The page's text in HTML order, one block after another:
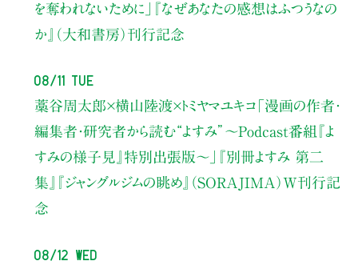
を奪われないために」
『なぜあなたの感想はふつうなの
か』（大和書房）刊行記念
08/11 Tue
藁谷周太郎×横山陸渡×トミヤマユキコ「漫画の作者・
編集者・研究者から読む“よすみ” 〜Podcast番組『よ
すみの様子見』特別出張版〜」
『別冊よすみ 第二
集』『ジャングルジムの眺め』（SORAJIMA）W刊行記
念
08/12 Wed